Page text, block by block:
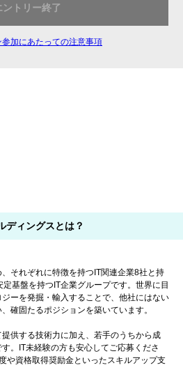
ントリー終了
参加にあたっての注意事項
ディングスとは？
それぞれに特徴を持つIT関連企業8社と持
基盤を持つIT企業グループです。世界に目
ーを発掘・輸入することで、他社にはない
確固たるポジションを築いています。
供する技術力に加え、若手のうちから成
。IT未経験の方も安心してご応募くださ
や資格取得奨励金といったスキルアップ支